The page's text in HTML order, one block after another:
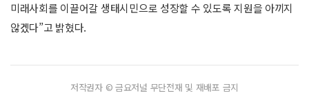
미래사회를 이끌어갈 생태시민으로 성장할 수 있도록 지원을 아끼지
않겠다”고 밝혔다.
저작권자 © 금요저널 무단전재 및 재배포 금지